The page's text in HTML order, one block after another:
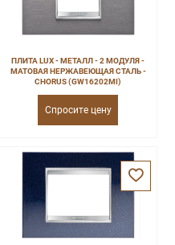
ПЛИТА LUX - МЕТАЛЛ - 2 МОДУЛЯ -
МАТОВАЯ НЕРЖАВЕЮЩАЯ СТАЛЬ -
CHORUS (GW16202MI)
Спросите цену